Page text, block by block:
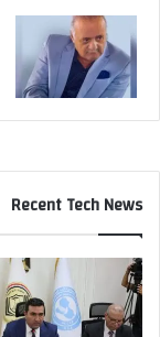
Recent Tech News